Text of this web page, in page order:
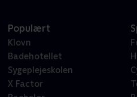
Populært
Klovn
Badehotellet
Sygeplejeskolen
X Factor